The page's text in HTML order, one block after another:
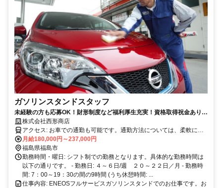
ガソリンスタンドスタッフ
未経験の方も応募OK！財形制度など福利厚生充実！資格取得祝金あり！
安定の老舗企業らしく街と社員に「あたりまえの暮らしとその次の期
待」をもたらすサービスを心がけています。
株式会社西形商店
アクセス: お車での通勤も可能です。通勤方法については、柔軟に対
応いたしますので、お気軽にご相談ください。
月給180,000円～237,000円
福島県福島市
勤務時間・曜日: シフト制での勤務となります。具体的な勤務時間は
以下の通りです。 - 勤務日: ４～６日/週 ２０～２２日／月 - 勤務時
間: 7：00～19：30の間の9時間 (うち休憩時間: ...
仕事内容: ENEOSフルサービスガソリンスタンドでのお仕事です。お